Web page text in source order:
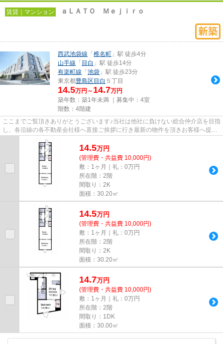
賃貸｜マンション ａＬＡＴＯ Ｍｅｊｉｒｏ
西武池袋線 「 椎名町 」駅 徒歩4分
山手線 「 目白 」駅 徒歩14分
有楽町線 「 池袋 」駅 徒歩23分
東京都豊島区 目白 ５丁目
14.5万円～ 14.7万円
築年数：築1年未満 ｜募集中： 4室
階数：4階建
ここまでご覧頂きありがとうございます♪当社は他社に負けない総合仲介店を目指
し、各沿線の各不動産会社様へ直接ご挨拶に行き最新の物件を頂きお客様へ提供
しております！最新の情報は...
14.5万円
(管理費・共益費 10,000円)
敷：1ヶ月｜礼：0万円
所在階：2階
間取り：2K
面積：30.20㎡
14.5万円
(管理費・共益費 10,000円)
敷：1ヶ月｜礼：0万円
所在階：2階
間取り：2K
面積：30.20㎡
14.7万円
(管理費・共益費 10,000円)
敷：1ヶ月｜礼：0万円
所在階：2階
間取り：1DK
面積：30.00㎡